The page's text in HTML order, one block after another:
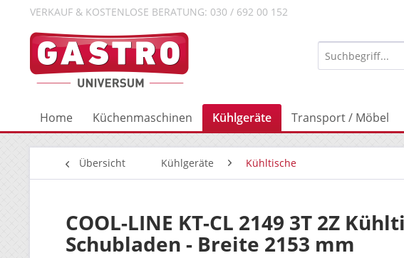
VERKAUF & KOSTENLOSE BERATUNG: 030 / 692 00 152
Home Küchenmaschinen Kühlgeräte Transport / Möbel
Übersicht Kühlgeräte Kühltische
COOL-LINE KT-CL 2149 3T 2Z
Schubladen - Breite 2153 mm